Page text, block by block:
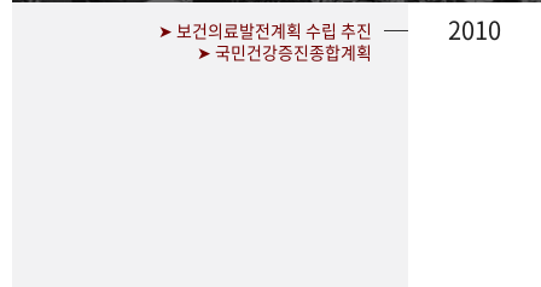
➤ 보건의료발전계획 수립 추진
➤ 국민건강증진종합계획
2010